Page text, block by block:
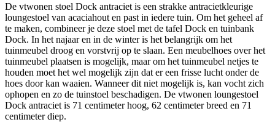
De vtwonen stoel Dock antraciet is een strakke antracietkleurige
loungestoel van acaciahout en past in iedere tuin. Om het geheel af
te maken, combineer je deze stoel met de tafel Dock en tuinbank
Dock. In het najaar en in de winter is het belangrijk om het
tuinmeubel droog en vorstvrij op te slaan. Een meubelhoes over het
tuinmeubel plaatsen is mogelijk, maar om het tuinmeubel netjes te
houden moet het wel mogelijk zijn dat er een frisse lucht onder de
hoes door kan waaien. Wanneer dit niet mogelijk is, kan vocht zich
ophopen en zo de tuinstoel beschadigen. De vtwonen loungestoel
Dock antraciet is 71 centimeter hoog, 62 centimeter breed en 71
centimeter diep.